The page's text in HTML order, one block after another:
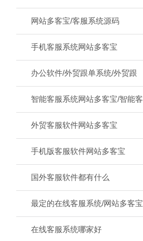
网站多客宝/客服系统源码
手机客服系统网站多客宝
办公软件/外贸跟单系统/外贸跟
智能客服系统网站多客宝/智能客
外贸客服软件网站多客宝
手机版客服软件网站多客宝
国外客服软件都有什么
最定的在线客服系统/网站多客宝
在线客服系统哪家好